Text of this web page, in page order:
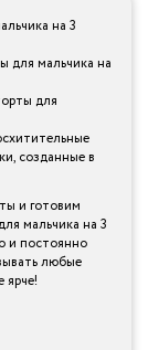
на 3
для мальчика на
для
созданные в
и готовим
мальчика на 3
и постоянно
любые
ярче!